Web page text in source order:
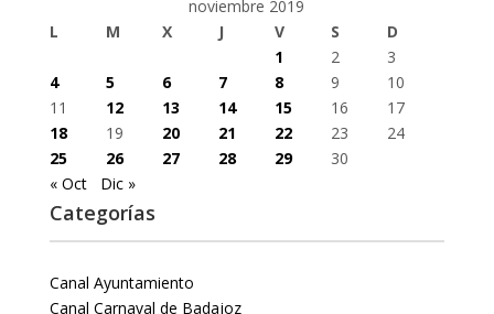
noviembre 2019
L
M X J V S
D
1
2
3
4
5 6 7 8 9
10
11
12 13 14 15 16
17
18
19 20 21 22 23
24
25
26 27 28 29
30
« Oct
Dic »
Categorías
Canal Ayuntamiento
Canal Carnaval de Badajoz